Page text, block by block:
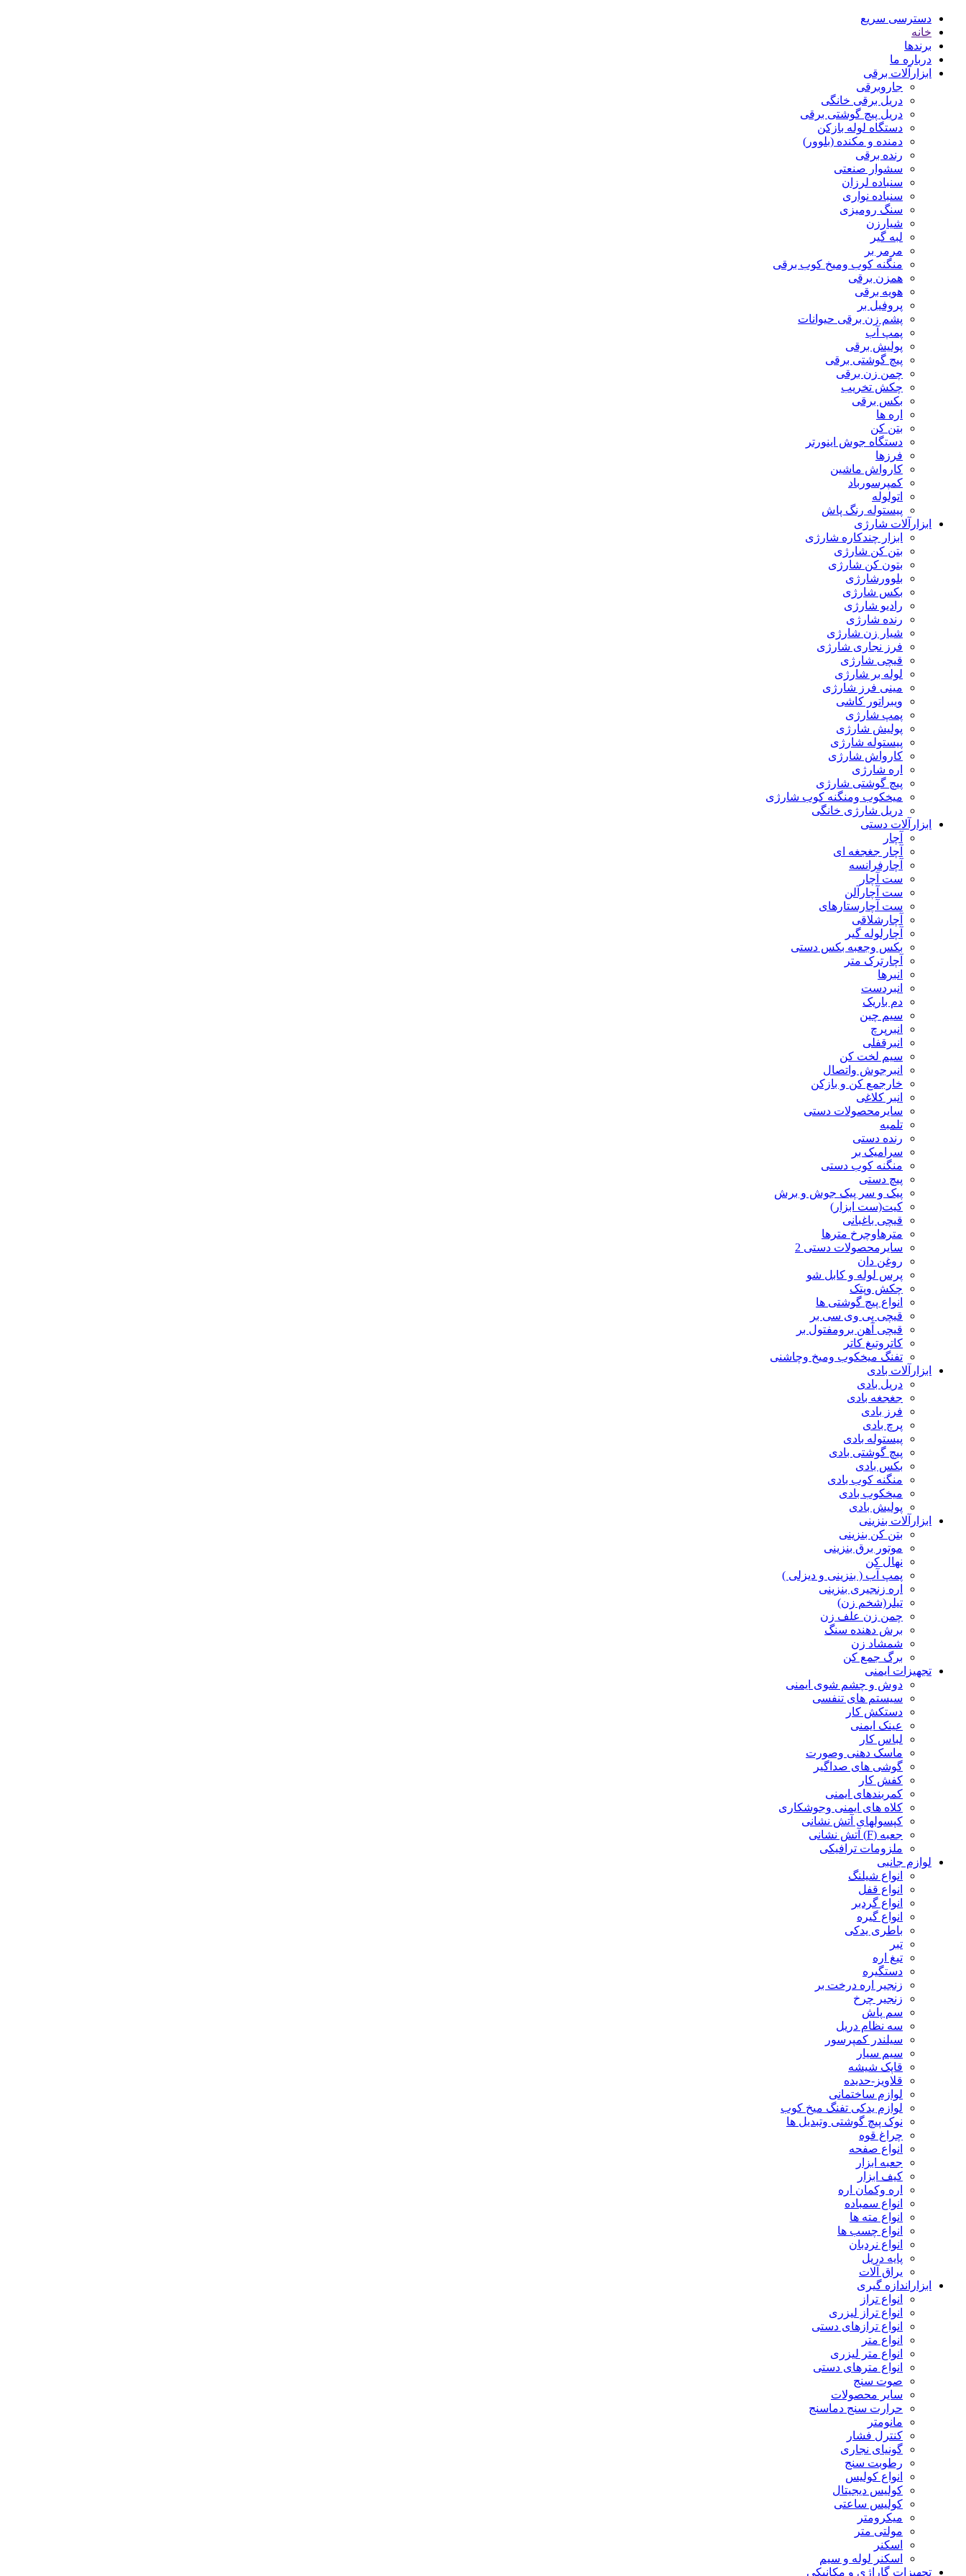
دسترسی سریع
خانه
برندها
درباره ما
ابزارآلات برقی
جاروبرقی
دریل برقی خانگی
دریل پیچ گوشتی برقی
دستگاه لوله بازکن
دمنده و مکنده (بلوور)
رنده برقی
سشوار صنعتی
سنباده لرزان
سنباده نواری
سنگ رومیزی
شیارزن
لبه گیر
مرمر بر
منگنه کوب ومیخ کوب برقی
همزن برقی
هویه برقی
پروفیل بر
پشم زن برقی حیوانات
پمپ آب
پولیش برقی
پیچ گوشتی برقی
چمن زن برقی
چکش تخریب
بکس برقی
اره ها
بتن کن
دستگاه جوش اینورتر
فرزها
کارواش ماشین
کمپرسورباد
اتولوله
پیستوله رنگ پاش
ابزارآلات شارژی
ابزار چندکاره شارژی
بتن کن شارژی
بتون کن شارژی
بلوورشارژی
بکس شارژی
رادیو شارژی
رنده شارژی
شیار زن شارژی
فرز نجاری شارژی
قیچی شارژی
لوله بر شارژی
مینی فرز شارژی
ویبراتور کاشی
پمپ شارژی
پولیش شارژی
پیستوله شارژی
کارواش شارژی
اره شارژی
پیچ گوشتی شارژی
میخکوب ومنگنه کوب شارژی
دریل شارژی خانگی
ابزارآلات دستی
آچار
آچار جغجغه ای
آچارفرانسه
ست آچار
ست آچارآلن
ست آچارستارهای
آچارشلاقی
آچارلوله گیر
بکس وجعبه بکس دستی
آچارترک متر
انبرها
انبردست
دم باریک
سیم چین
انبرپرچ
انبرقفلی
سیم لخت کن
انبرجوش واتصال
خارجمع کن و بازکن
انبر کلاغی
سایرمحصولات دستی
تلمبه
رنده دستی
سرامیک بر
منگنه کوب دستی
پیچ دستی
پیک و سر پیک جوش و برش
کیت(ست ابزار)
قیچی باغبانی
مترهاوچرخ مترها
سایرمحصولات دستی 2
روغن دان
پرس لوله و کابل شو
چکش وپتک
انواع پیچ گوشتی ها
قیچی پی وی سی بر
قیچی آهن برومفتول بر
کاتروتیغ کاتر
تفنگ میخکوب ومیخ وچاشنی
ابزارآلات بادی
دریل بادی
جغجغه بادی
فرز بادی
پرچ بادی
پیستوله بادی
پیچ گوشتی بادی
بکس بادی
منگنه کوب بادی
میخکوب بادی
پولیش بادی
ابزارآلات بنزینی
بتن کن بنزینی
موتور برق بنزینی
نهال کن
پمپ آب ( بنزینی و دیزلی )
اره زنجیری بنزینی
تیلر(شخم زن)
چمن زن علف زن
برش دهنده سنگ
شمشاد زن
برگ جمع کن
تجهیزات ایمنی
دوش و چشم شوی ایمنی
سیستم های تنفسی
دستکش کار
عینک ایمنی
لباس کار
ماسک دهنی وصورت
گوشی های صداگیر
کفش کار
کمربندهای ایمنی
کلاه های ایمنی وجوشکاری
کپسولهای آتش نشانی
جعبه (F) آتش نشانی
ملزومات ترافیکی
لوازم جانبی
انواع شیلنگ
انواع قفل
انواع گردبر
انواع گیره
باطری یدکی
تبر
تیغ اره
دستگیره
زنجیر اره درخت بر
زنجیر چرخ
سم پاش
سه نظام دریل
سیلندر کمپرسور
سیم سیار
قاپک شیشه
قلاویز-حدیده
لوازم ساختمانی
لوازم یدکی تفنگ میخ کوب
نوک پیچ گوشتی وتبدیل ها
چراغ قوه
انواع صفحه
جعبه ابزار
کیف ابزار
اره وکمان اره
انواع سمباده
انواع مته ها
انواع چسب ها
انواع نردبان
پایه دریل
یراق آلات
ابزاراندازه گیری
انواع تراز
انواع تراز لیزری
انواع ترازهای دستی
انواع متر
انواع متر لیزری
انواع مترهای دستی
صوت سنج
سایر محصولات
حرارت سنج دماسنج
مانومتر
کنترل فشار
گونیای نجاری
رطوبت سنج
انواع کولیس
کولیس دیجیتال
کولیس ساعتی
میکرومتر
مولتی متر
اسکنر
اسکنر لوله و سیم
تجهیزات گاراژی و مکانیکی